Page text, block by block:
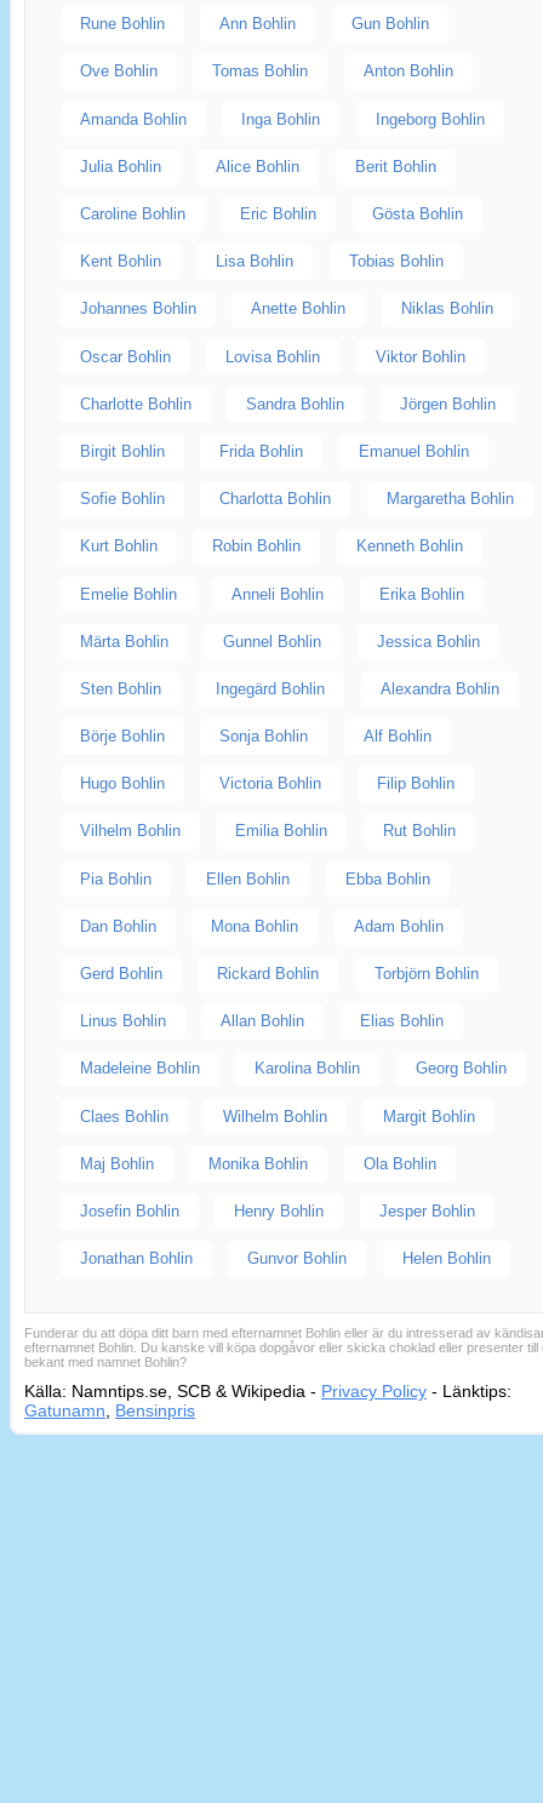
Rune Bohlin Ann Bohlin Gun Bohlin
Ove Bohlin Tomas Bohlin Anton Bohlin
Amanda Bohlin Inga Bohlin Ingeborg Bohlin
Julia Bohlin Alice Bohlin Berit Bohlin
Caroline Bohlin Eric Bohlin Gösta Bohlin
Kent Bohlin Lisa Bohlin Tobias Bohlin
Johannes Bohlin Anette Bohlin Niklas Bohlin
Oscar Bohlin Lovisa Bohlin Viktor Bohlin
Charlotte Bohlin Sandra Bohlin Jörgen Bohlin
Birgit Bohlin Frida Bohlin Emanuel Bohlin
Sofie Bohlin Charlotta Bohlin Margaretha Bohlin
Kurt Bohlin Robin Bohlin Kenneth Bohlin
Emelie Bohlin Anneli Bohlin Erika Bohlin
Märta Bohlin Gunnel Bohlin Jessica Bohlin
Sten Bohlin Ingegärd Bohlin Alexandra Bohlin
Börje Bohlin Sonja Bohlin Alf Bohlin
Hugo Bohlin Victoria Bohlin Filip Bohlin
Vilhelm Bohlin Emilia Bohlin Rut Bohlin
Pia Bohlin Ellen Bohlin Ebba Bohlin
Dan Bohlin Mona Bohlin Adam Bohlin
Gerd Bohlin Rickard Bohlin Torbjörn Bohlin
Linus Bohlin Allan Bohlin Elias Bohlin
Madeleine Bohlin Karolina Bohlin Georg Bohlin
Claes Bohlin Wilhelm Bohlin Margit Bohlin
Maj Bohlin Monika Bohlin Ola Bohlin
Josefin Bohlin Henry Bohlin Jesper Bohlin
Jonathan Bohlin Gunvor Bohlin Helen Bohlin
Funderar du att döpa ditt barn med efternamnet Bohlin eller är du intresserad av
efternamnet Bohlin. Du kanske vill köpa dopgåvor eller skicka choklad eller presenter till
bekant med namnet Bohlin?
Källa: Namntips.se, SCB & Wikipedia - Privacy Policy - Länktips:
Gatunamn
Bensinpris